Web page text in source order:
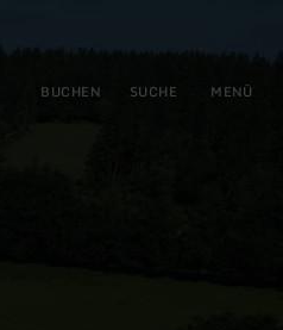
BUCHEN SUCHE MENÜ